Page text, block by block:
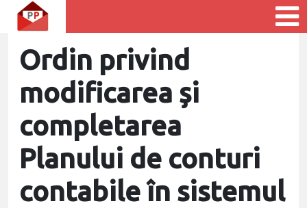
Ordin privind
modificarea și
completarea
Planului de conturi
contabile în sistemul